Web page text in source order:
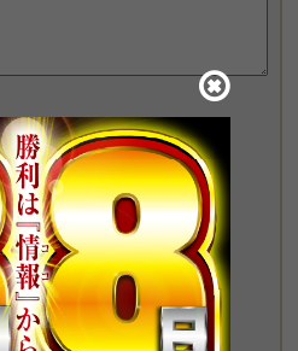
せん
るようになりました♪